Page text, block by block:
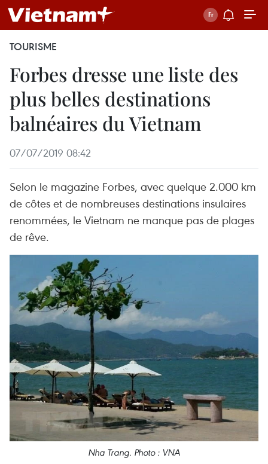
TOURISME
Forbes dresse une liste des
plus belles destinations
balnéaires du Vietnam
07/07/2019 08:42
Selon le magazine Forbes, avec quelque 2.000 km
de côtes et de nombreuses destinations insulaires
renommées, le Vietnam ne manque pas de plages
de rêve.
Nha Trang. Photo : VNA